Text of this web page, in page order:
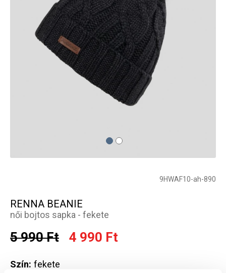
9HWAF10-ah-890
RENNA BEANIE
női bojtos sapka - fekete
5 990 Ft 4 990 Ft
Szín: fekete